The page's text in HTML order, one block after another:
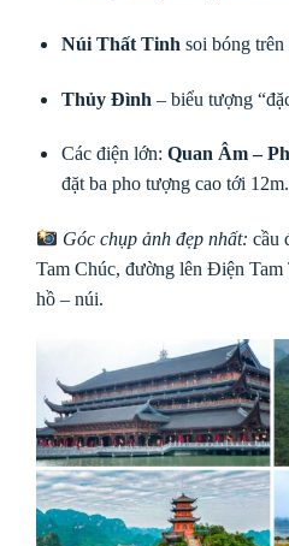
Núi Thất Tinh soi bóng trên
Thủy Đình – biểu tượng
Các điện lớn: Quan Âm –
đặt ba pho tượng cao tới 12m.
Góc chụp ảnh đẹp nhất: cầu
Tam Chúc, đường lên Điện Tam
hồ – núi.